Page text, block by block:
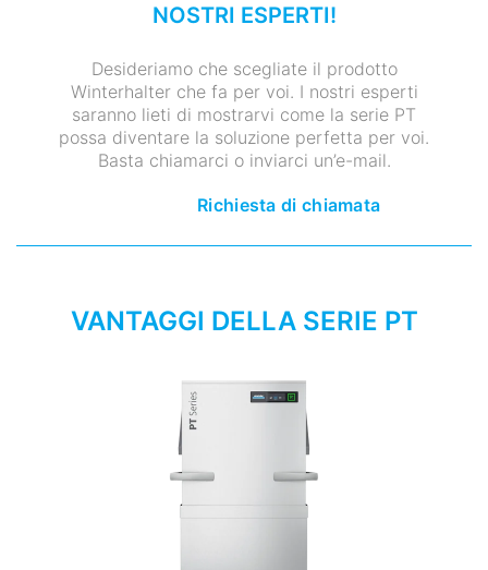
NOSTRI ESPERTI!
Desideriamo che scegliate il prodotto
Winterhalter che fa per voi. I nostri esperti
saranno lieti di mostrarvi come la serie PT
possa diventare la soluzione perfetta per voi.
Basta chiamarci o inviarci un’e-mail.
Richiesta di chiamata
VANTAGGI DELLA SERIE PT